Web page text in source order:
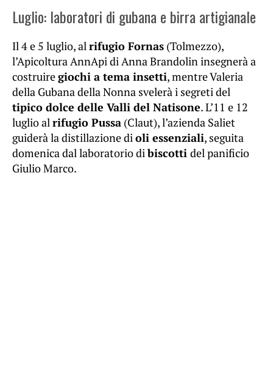
Luglio: laboratori di gubana e birra artigianale
Il 4 e 5 luglio, alrifugio Fornas (Tolmezzo),
l’Apicoltura AnnApi di Anna Brandolin insegnerà a
costruiregiochi a tema insetti, mentre Valeria
della Gubana della Nonna svelerà i segreti del
tipico dolce delle Valli del Natisone. L’11 e 12
luglio alrifugio Pussa (Claut), l’azienda Saliet
guiderà la distillazione dioli essenziali, seguita
domenica dal laboratorio dibiscotti del panificio
Giulio Marco.